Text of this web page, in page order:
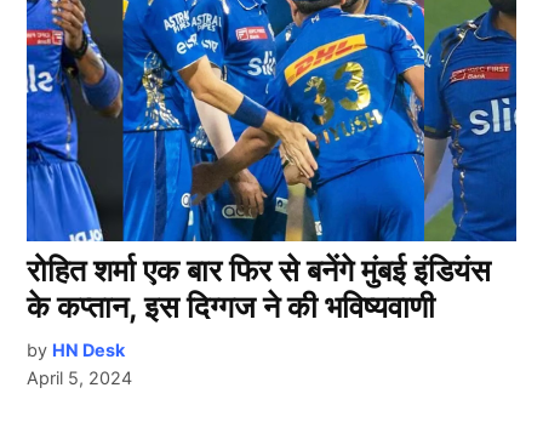
रोहित शर्मा एक बार फिर से बनेंगे मुंबई इंडियंस
के कप्तान, इस दिग्गज ने की भविष्यवाणी
by HN Desk
April 5, 2024